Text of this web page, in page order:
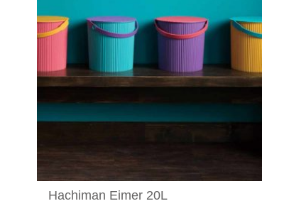
Hachiman Eimer 20L